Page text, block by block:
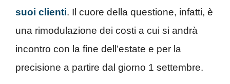
suoi clienti. Il cuore della questione, infatti, è
una rimodulazione dei costi a cui si andrà
incontro con la fine dell’estate e per la
precisione a partire dal giorno 1 settembre.